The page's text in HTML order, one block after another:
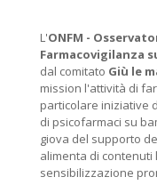
L'ONFM -
Farmacovigilanza
dal comitato Giù le
mission l'attività di
particolare iniziative
di psicofarmaci su
giova del supporto
alimenta di
sensibilizzazione